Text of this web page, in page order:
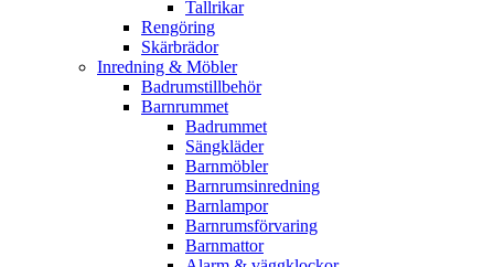
Tallrikar
Rengöring
Skärbrädor
Inredning & Möbler
Badrumstillbehör
Barnrummet
Badrummet
Sängkläder
Barnmöbler
Barnrumsinredning
Barnlampor
Barnrumsförvaring
Barnmattor